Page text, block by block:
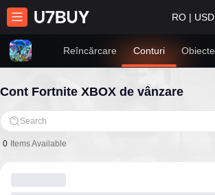
RO | USD
Reîncărcare Conturi Obiecte
Cont Fortnite XBOX de vânzare
Search
0 Items Available